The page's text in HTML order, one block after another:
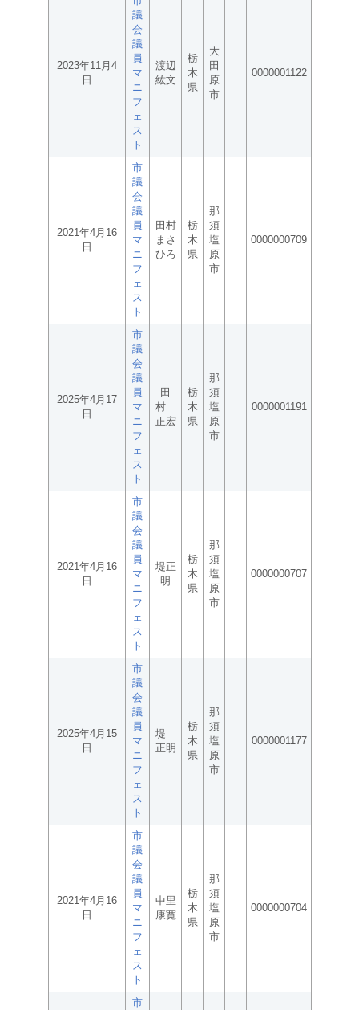
2023年11月4
日
議
会
議
員
マ
ニ
フ
ェ
ス
ト
渡辺
紘文
栃
木
県
大
田
原
市
0000001122
2021年4月16
日
市
議
会
議
員
マ
ニ
フ
ェ
ス
ト
田村
まさ
ひろ
栃
木
県
那
須
塩
原
市
0000000709
2025年4月17
日
市
議
会
議
員
マ
ニ
フ
ェ
ス
ト
田
村
正宏
栃
木
県
那
須
塩
原
市
0000001191
2021年4月16
日
市
議
会
議
員
マ
ニ
フ
ェ
ス
ト
堤正
明
栃
木
県
那
須
塩
原
市
0000000707
2025年4月15
日
市
議
会
議
員
マ
ニ
フ
ェ
ス
ト
堤
正明
栃
木
県
那
須
塩
原
市
0000001177
2021年4月16
日
市
議
会
議
員
マ
ニ
フ
ェ
ス
ト
中里
康寛
栃
木
県
那
須
塩
原
市
0000000704
市